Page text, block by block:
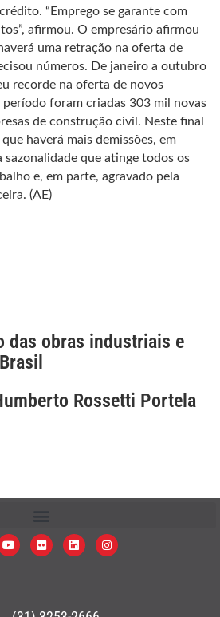
“Emprego se garante com
afirmou. O empresário afirmou
uma retração na oferta de
números. De janeiro a outubro
recorde na oferta de novos
período foram criadas 303 mil novas
de construção civil. Neste final
haverá mais demissões, em
que atinge todos os
e, em parte, agravado pela
(AE)
das obras industriais e
Rossetti Portela